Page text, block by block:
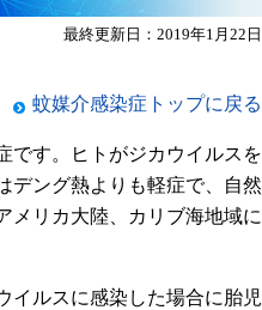
最終更新日：2019年1月22日
蚊媒介感染症トップに戻る
です。ヒトがジカウイルスを
デング熱よりも軽症で、自然
メリカ大陸、カリブ海地域に
イルスに感染した場合に胎児